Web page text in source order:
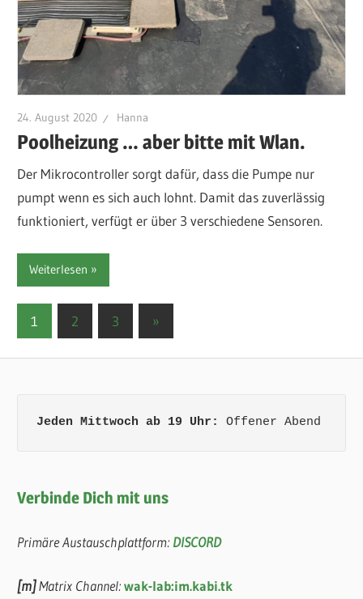
24. August 2020 Hanna
Poolheizung … aber bitte mit Wlan.
Der Mikrocontroller sorgt dafür, dass die Pumpe nur
pumpt wenn es sich auch lohnt. Damit das zuverlässig
funktioniert, verfügt er über 3 verschiedene Sensoren.
Weiterlesen
Seitennummerierung
1 2 3
Nächste
Beiträge
»
Jeden Mittwoch ab 19 Uhr: Offener Abend
Verbinde Dich mit uns
Primäre Austauschplattform: DISCORD
[m]Matrix Channel:wak-lab:im.kabi.tk